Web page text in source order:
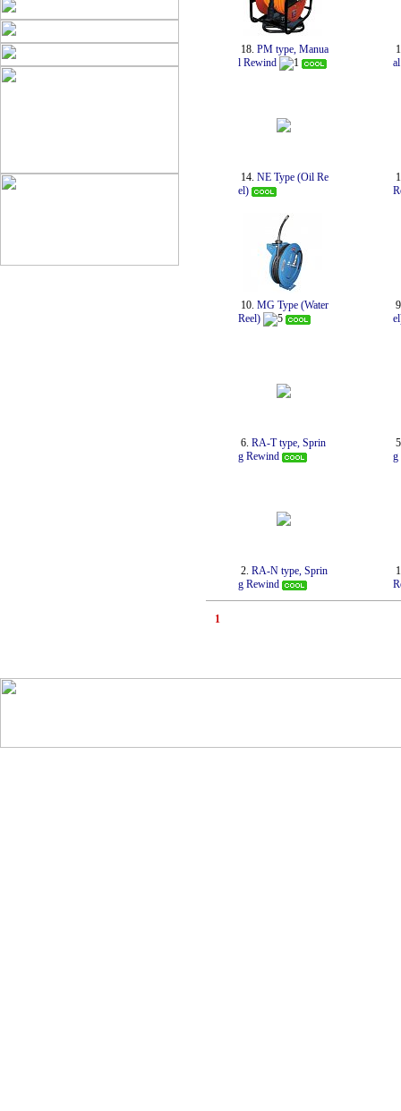
18. PM type, Manua
l Rewind
1
14. NE Type (Oil Re
el)
10. MG Type (Water
Reel)
5
6. RA-T type, Sprin
g Rewind
g
2. RA-N type, Sprin
g Rewind
1